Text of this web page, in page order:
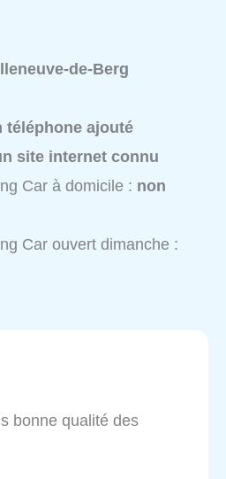
de-Berg
téléphone ajouté
site internet connu
Car à domicile : non
Car ouvert dimanche :
bonne qualité des